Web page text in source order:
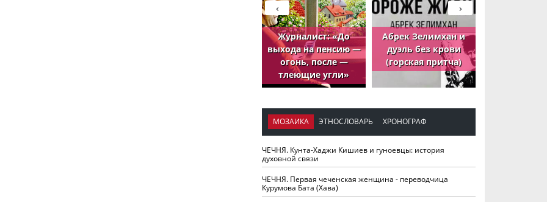
Журналист: «До
выхода на пенсию —
огонь, после —
тлеющие угли»
Абрек Зелимхан и
дуэль без крови
(горская притча)
›
‹
МОЗАИКА ЭТНОСЛОВАРЬ ХРОНОГРАФ
ЧЕЧНЯ. Кунта-Хаджи Кишиев и гуноевцы: история
духовной связи
ЧЕЧНЯ. Первая чеченская женщина - переводчица
Курумова Бата (Хава)